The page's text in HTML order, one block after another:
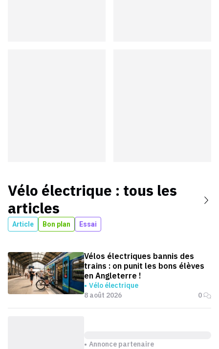
Vélo électrique : tous les
articles
Article Bon plan Essai
Vélos électriques bannis des
trains : on punit les bons élèves
en Angleterre !
Vélo électrique
8 août 2026
0
Annonce partenaire